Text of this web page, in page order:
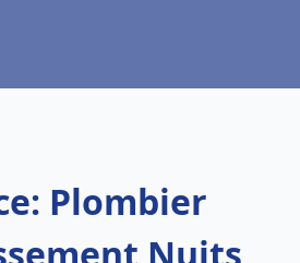
Plombier